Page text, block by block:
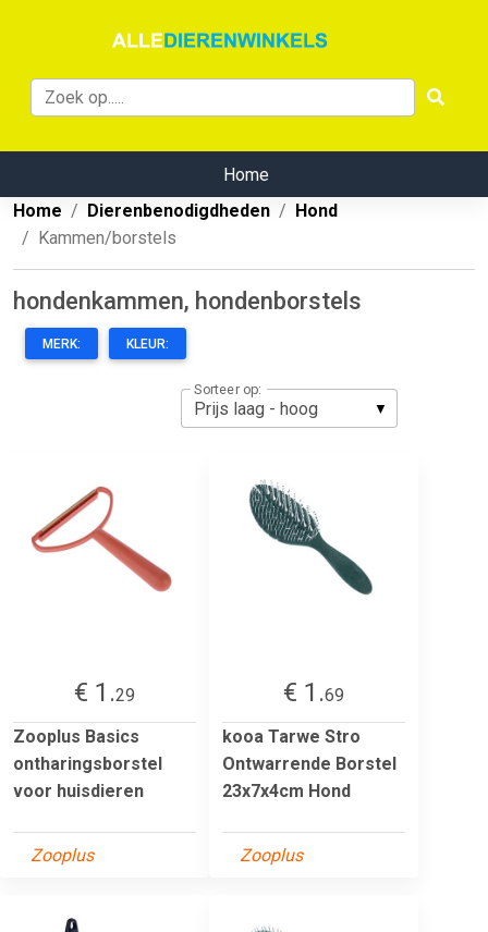
Home
Home
Dierenbenodigdheden
Hond
Kammen/borstels
hondenkammen, hondenborstels
MERK: KLEUR:
Sorteer op:
€ 1.29
Zooplus Basics
ontharingsborstel
voor huisdieren
Zooplus
€ 1.69
kooa Tarwe Stro
Ontwarrende Borstel
23x7x4cm Hond
Zooplus